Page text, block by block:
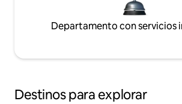
Departamento con servicios
Destinos para explorar